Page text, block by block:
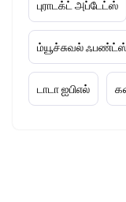
புராடக்ட் அப்டேட்ஸ்
ம்யூச்சுவல்
டாடா ஐபிஎல்